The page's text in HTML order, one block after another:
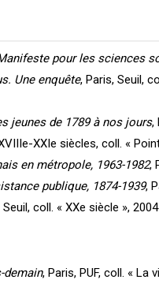
pour les sciences
Une enquête, Paris, Seuil,
jeunes de 1789 à nos jours,
XXIe siècles, coll. «
en métropole, 1963-1982,
publique, 1874-1939,
Seuil, coll. « XXe siècle »,
demain, Paris, PUF, coll. « La